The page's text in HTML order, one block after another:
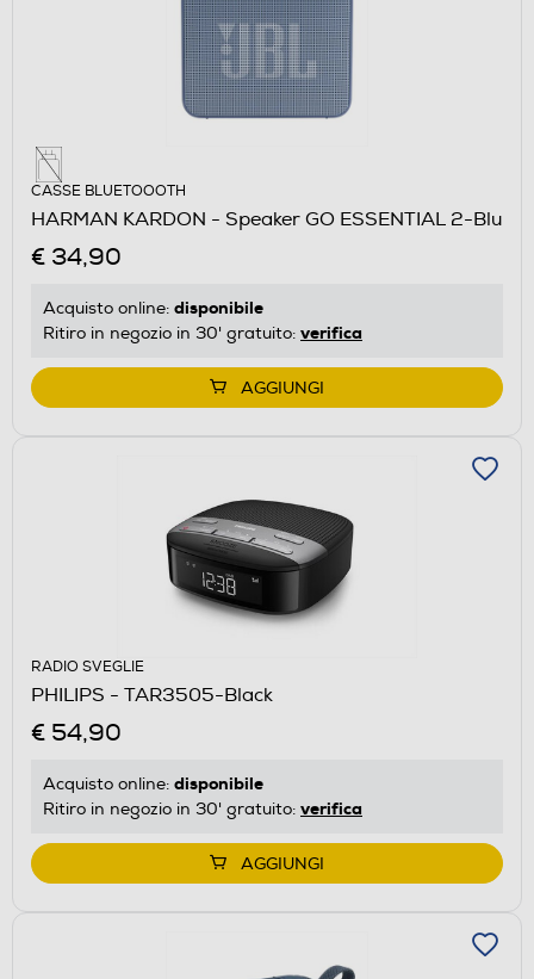
CASSE BLUETOOOTH
HARMAN KARDON - Speaker GO ESSENTIAL 2-Blu
€ 34,90
Acquisto online: disponibile
Ritiro in negozio in 30' gratuito: verifica
AGGIUNGI
RADIO SVEGLIE
PHILIPS - TAR3505-Black
€ 54,90
Acquisto online: disponibile
Ritiro in negozio in 30' gratuito: verifica
AGGIUNGI